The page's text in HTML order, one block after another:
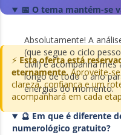
📅 O tema mantém-se
Absolutamente! A
(que segue o ciclo
civil) e acompanha mês
longo de todo o ano
energias do momento.
🔮 Em que é diferente
numerológico gratuito?
⚡ Esta oferta está
eternamente. Aproveite-
clareza, confiança e um
acompanhará em cada